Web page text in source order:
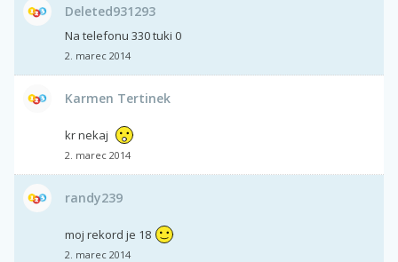
Deleted931293
Na telefonu 330 tuki 0
2. marec 2014
Karmen Tertinek
kr nekaj
2. marec 2014
randy239
moj rekord je 18
2. marec 2014